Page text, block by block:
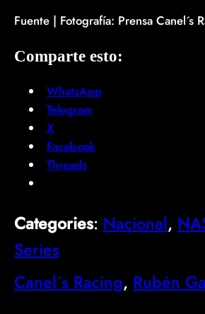
Fuente | Fotografía: Prensa Canel´s
Comparte esto:
WhatsApp
Telegram
X
Facebook
Threads
Categories: Nacional,
Series
Canel´s Racing, Rubén